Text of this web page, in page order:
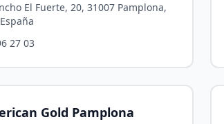
El Fuerte, 20, 31007 Pamplona,
27 03
Gold Pamplona